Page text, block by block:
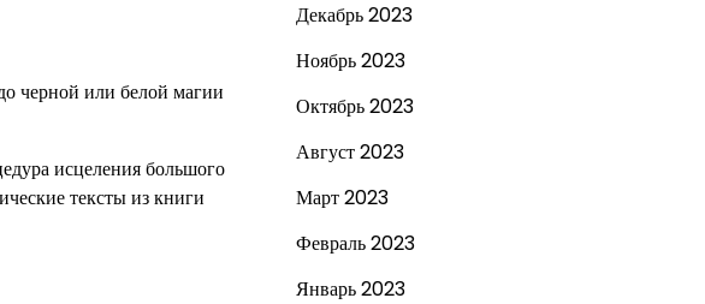
черной или белой магии
исцеления большого
тексты из книги
Декабрь 2023
Ноябрь 2023
Октябрь 2023
Август 2023
Март 2023
Февраль 2023
Январь 2023